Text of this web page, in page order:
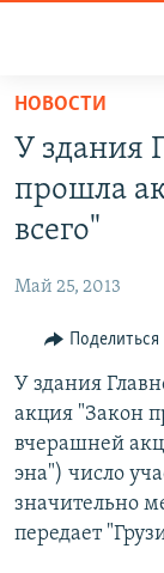
Вернуться
основному
содержанию
Вернутся
главной
Вернутся
поиску
ТБИЛИСИ
СУХУМИ
ВЕСЬ КАВКАЗ
СЕВЕРНЫЙ
АРМЕНИЯ
АЗЕРБАЙДЖАН
ТЕМЫ
ПОЛИТИКА
ЭКОНОМИКА
ОБЩЕСТВО
КУЛЬТУРА
РУБРИКИ
НЕКРУГЛЫЙ
ГОСТЬ НЕДЕЛИ
ПОЗИЦИЯ
ВИДЕО
ФОТО
АУДИО
ПОДКАСТЫ
НОВОСТИ
У здания
прошла
всего"
Май 25, 2013
Поделиться
У здания
акция "Закон
вчерашней
эна") число
значительно
передает